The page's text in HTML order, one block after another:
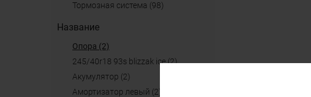
тормозная система (98)
Название
опора (2)
245/40r18 93s blizzak ice (2)
акумулятор (2)
амортизатор левый (2)